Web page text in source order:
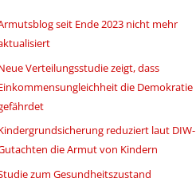
seit Ende 2023 nicht mehr
Verteilungsstudie zeigt, dass
die Demokratie
reduziert laut DIW-
die Armut von Kindern
zum Gesundheitszustand